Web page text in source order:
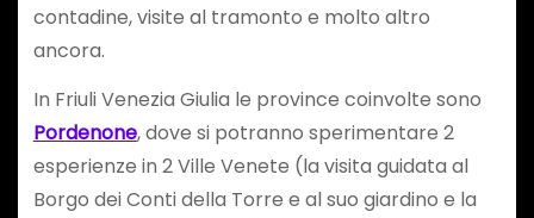
contadine, visite al tramonto e molto altro
ancora.
In Friuli Venezia Giulia le province coinvolte sono
Pordenone, dove si potranno sperimentare 2
esperienze in 2 Ville Venete (la visita guidata al
Borgo dei Conti della Torre e al suo giardino e la